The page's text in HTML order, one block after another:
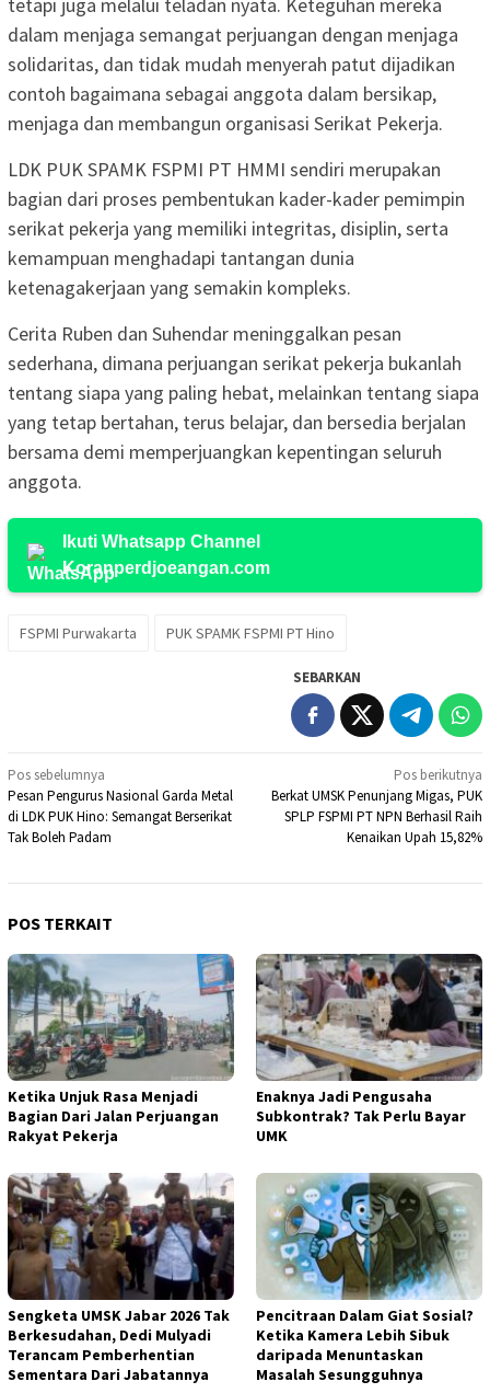
tetapi juga melalui teladan nyata. Keteguhan mereka
dalam menjaga semangat perjuangan dengan menjaga
solidaritas, dan tidak mudah menyerah patut dijadikan
contoh bagaimana sebagai anggota dalam bersikap,
menjaga dan membangun organisasi Serikat Pekerja.
LDK PUK SPAMK FSPMI PT HMMI sendiri merupakan
bagian dari proses pembentukan kader-kader pemimpin
serikat pekerja yang memiliki integritas, disiplin, serta
kemampuan menghadapi tantangan dunia
ketenagakerjaan yang semakin kompleks.
Cerita Ruben dan Suhendar meninggalkan pesan
sederhana, dimana perjuangan serikat pekerja bukanlah
tentang siapa yang paling hebat, melainkan tentang siapa
yang tetap bertahan, terus belajar, dan bersedia berjalan
bersama demi memperjuangkan kepentingan seluruh
anggota.
Ikuti Whatsapp Channel
Koranperdjoeangan.com
FSPMI Purwakarta PUK SPAMK FSPMI PT Hino
SEBARKAN
Navigasi
pos
Pos sebelumnya
Pesan Pengurus Nasional Garda Metal
di LDK PUK Hino: Semangat Berserikat
Tak Boleh Padam
Pos berikutnya
Berkat UMSK Penunjang Migas, PUK
SPLP FSPMI PT NPN Berhasil Raih
Kenaikan Upah 15,82%
POS TERKAIT
Ketika Unjuk Rasa Menjadi
Bagian Dari Jalan Perjuangan
Rakyat Pekerja
Enaknya Jadi Pengusaha
Subkontrak? Tak Perlu Bayar
UMK
Sengketa UMSK Jabar 2026 Tak
Berkesudahan, Dedi Mulyadi
Terancam Pemberhentian
Sementara Dari Jabatannya
Pencitraan Dalam Giat Sosial?
Ketika Kamera Lebih Sibuk
daripada Menuntaskan
Masalah Sesungguhnya